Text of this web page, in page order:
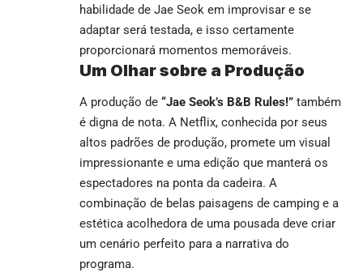
habilidade de Jae Seok em improvisar e se
adaptar será testada, e isso certamente
proporcionará momentos memoráveis.
Um Olhar sobre a Produção
A produção de “Jae Seok’s B&B Rules!” também
é digna de nota. A Netflix, conhecida por seus
altos padrões de produção, promete um visual
impressionante e uma edição que manterá os
espectadores na ponta da cadeira. A
combinação de belas paisagens de camping e a
estética acolhedora de uma pousada deve criar
um cenário perfeito para a narrativa do
programa.